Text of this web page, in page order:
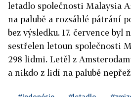
letadlo společnosti Malaysia
na palubě a rozsáhlé pátrání
bez výsledku. 17. července byl
sestřelen letoun společnosti
298 lidmi. Letěl z
a nikdo z lidí na palubě